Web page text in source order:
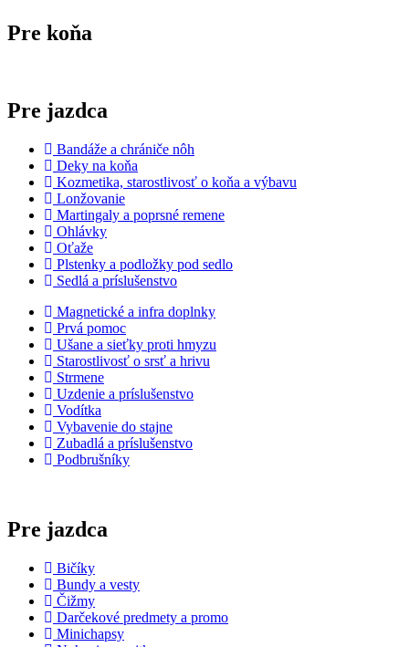
Pre koňa
Pre jazdca
Bandáže a chrániče nôh
Deky na koňa
Kozmetika, starostlivosť o koňa a výbavu
Lonžovanie
Martingaly a poprsné remene
Ohlávky
Oťaže
Plstenky a podložky pod sedlo
Sedlá a príslušenstvo
Magnetické a infra doplnky
Prvá pomoc
Ušane a sieťky proti hmyzu
Starostlivosť o srsť a hrivu
Strmene
Uzdenie a príslušenstvo
Vodítka
Vybavenie do stajne
Zubadlá a príslušenstvo
Podbrušníky
Pre jazdca
Bičíky
Bundy a vesty
Čižmy
Darčekové predmety a promo
Minichapsy